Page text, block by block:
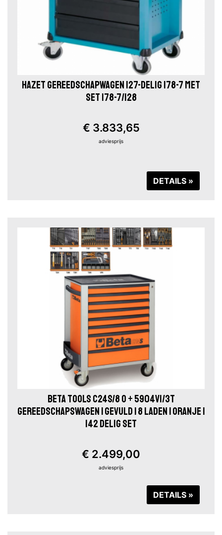
HAZET GEREEDSCHAPWAGEN 127-DELIG 178-7 MET
SET 178-7/128
€ 3.833,65
adviesprijs
DETAILS »
BETA TOOLS C24S/8 O + 5904VI/3T
GEREEDSCHAPSWAGEN | GEVULD | 8 LADEN | ORANJE |
142 DELIG SET
€ 2.499,00
adviesprijs
DETAILS »